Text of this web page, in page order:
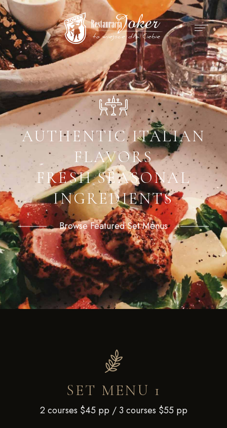
AUTHENTIC ITALIAN
FLAVORS
FRESH SEASONAL
INGREDIENTS
Browse Featured Set Menus
SET MENU 1
2 courses $45 pp / 3 courses $55 pp